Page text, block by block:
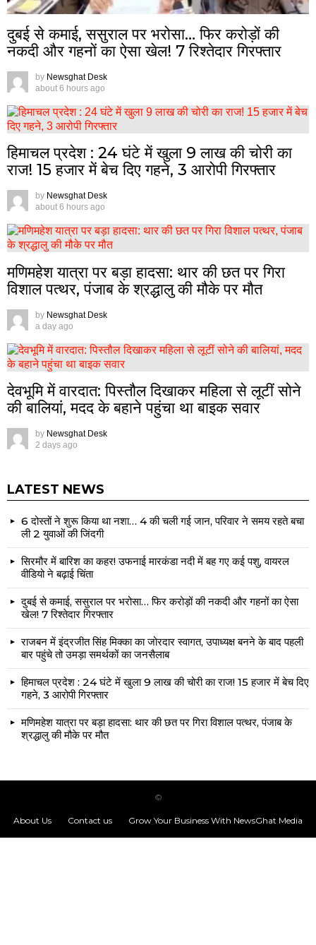
दुबई से कमाई, ससुराल पर भरोसा… फिर करोड़ों की
नकदी और गहनों का ऐसा खेल! 7 रिश्तेदार गिरफ्तार
by Newsghat Desk
about 6 hours ago
हिमाचल प्रदेश : 24 घंटे में खुला 9 लाख की चोरी का
राज! 15 हजार में बेच दिए गहने, 3 आरोपी गिरफ्तार
by Newsghat Desk
about 6 hours ago
मणिमहेश यात्रा पर बड़ा हादसा: थार की छत पर गिरा
विशाल पत्थर, पंजाब के श्रद्धालु की मौके पर मौत
by Newsghat Desk
a day ago
देवभूमि में वारदात: पिस्तौल दिखाकर महिला से लूटीं सोने
की बालियां, मदद के बहाने पहुंचा था बाइक सवार
by Newsghat Desk
2 days ago
LATEST NEWS
6 दोस्तों ने शुरू किया था नशा… 4 की चली गई जान, परिवार ने समय रहते बचा
ली 2 युवाओं की जिंदगी
सिरमौर में बारिश का कहर! उफनाई मारकंडा नदी में बह गए कई पशु, वायरल
वीडियो ने बढ़ाई चिंता
दुबई से कमाई, ससुराल पर भरोसा… फिर करोड़ों की नकदी और गहनों का ऐसा
खेल! 7 रिश्तेदार गिरफ्तार
राजबन में इंद्रजीत सिंह मिक्का का जोरदार स्वागत, उपाध्यक्ष बनने के बाद पहली
बार पहुंचे तो उमड़ा समर्थकों का जनसैलाब
हिमाचल प्रदेश : 24 घंटे में खुला 9 लाख की चोरी का राज! 15 हजार में बेच दिए
गहने, 3 आरोपी गिरफ्तार
मणिमहेश यात्रा पर बड़ा हादसा: थार की छत पर गिरा विशाल पत्थर, पंजाब के
श्रद्धालु की मौके पर मौत
©
About Us Contact us Grow Your Business With NewsGhat Media